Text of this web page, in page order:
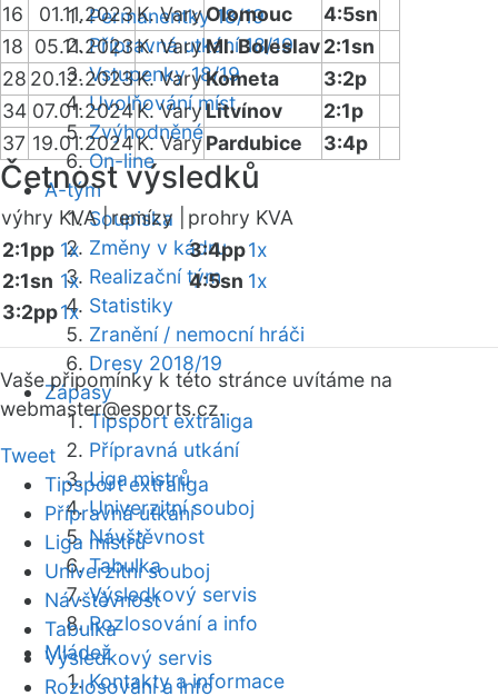
Permanentky 18/19
Přípravná utkání 18/19
Vstupenky 18/19
Uvolňování míst
Zvýhodněné
On-line
A-tým
Soupiska
Změny v kádru
Realizační tým
Statistiky
Zranění / nemocní hráči
Dresy 2018/19
Zápasy
Tipsport extraliga
Přípravná utkání
Liga mistrů
Univerzitní souboj
Návštěvnost
Tabulka
Výsledkový servis
Rozlosování a info
Mládež
Kontakty a informace
16 01.11.2023K. VaryOlomouc
4:5sn
18 05.11.2023K. VaryMl. Boleslav2:1sn
28 20.12.2023K. VaryKometa
3:2p
34 07.01.2024K. VaryLitvínov
2:1p
37 19.01.2024K. VaryPardubice 3:4p
Četnost výsledků
výhry KVA |remízy |
prohry KVA
2:1pp 1x
2:1sn 1x
3:2pp1x
3:4pp1x
4:5sn 1x
Vaše připomínky k této stránce uvítáme na
webmaster@esports.cz.
Tweet
Tipsport extraliga
Přípravná utkání
Liga mistrů
Univerzitní souboj
Návštěvnost
Tabulka
Výsledkový servis
Rozlosování a info